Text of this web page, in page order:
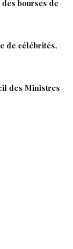
des bourses de
de célébrités,
des Ministres